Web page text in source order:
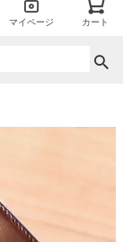
マイページ カート